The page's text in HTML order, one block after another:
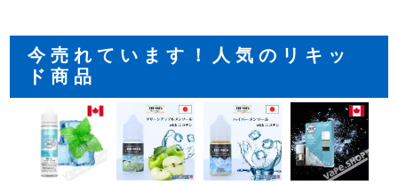
今売れています！人気のリキッ
ド商品